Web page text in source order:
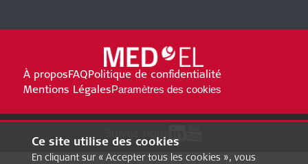
À proposFAQPolitique de confidentialité
Mentions LégalesParamètres des cookies
Suivez-nous
Ce site utilise des cookies
En cliquant sur « Accepter tous les cookies », vous